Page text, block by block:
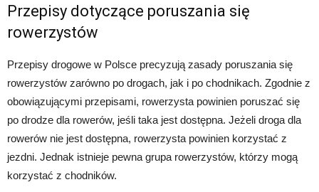
Przepisy dotyczące poruszania się
rowerzystów
Przepisy drogowe w Polsce precyzują zasady poruszania się
rowerzystów zarówno po drogach, jak i po chodnikach. Zgodnie z
obowiązującymi przepisami, rowerzysta powinien poruszać się
po drodze dla rowerów, jeśli taka jest dostępna. Jeżeli droga dla
rowerów nie jest dostępna, rowerzysta powinien korzystać z
jezdni. Jednak istnieje pewna grupa rowerzystów, którzy mogą
korzystać z chodników.